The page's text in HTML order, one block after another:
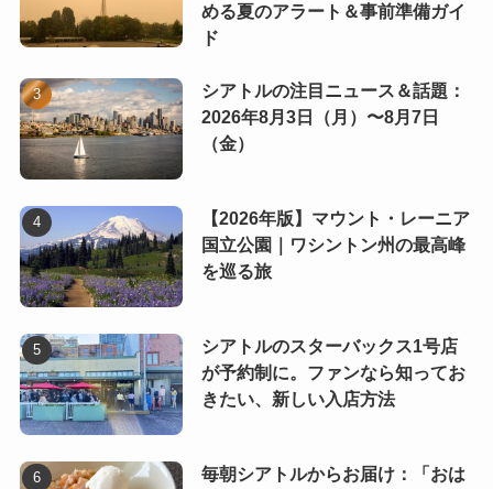
める夏のアラート＆事前準備ガイ
ド
シアトルの注目ニュース＆話題：
2026年8月3日（月）〜8月7日
（金）
【2026年版】マウント・レーニア
国立公園｜ワシントン州の最高峰
を巡る旅
シアトルのスターバックス1号店
が予約制に。ファンなら知ってお
きたい、新しい入店方法
毎朝シアトルからお届け：「おは